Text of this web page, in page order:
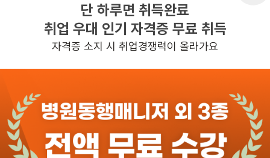
주5일근무
근무시간
평일 : (근무시간) (오전) 8시 00분 ~ (오
후) 5시 30분, 주 5일 근무, 평균근무시
간 : 40
관심 일자리정보 더보기
3일전 등록
단 하루면 취득완료
취업 우대 인기 자격증 무료 취득
자격증 소지 시 취업경쟁력이 올라가요